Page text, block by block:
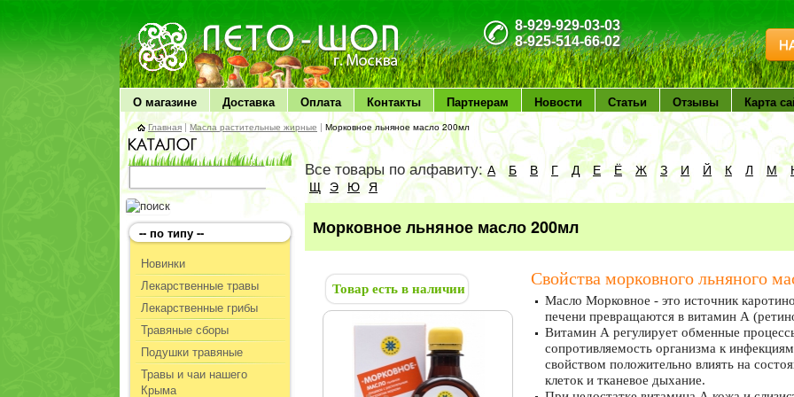
ЛЕТО чудо здоровья
8-929-929-03-03
8-925-514-66-02
О магазине Доставка Оплата Контакты Партнерам Новости Статьи Отзывы Карта
Главная | Масла растительные жирные | Морковное льняное масло 200мл
-- по типу --
Новинки
Лекарственные травы
Лекарственные грибы
Травяные сборы
Подушки травяные
Травы и чаи нашего
Крыма
Все товары по алфавиту:А Б В Г Д Е Ё Ж З И Й К Л М
Щ Э Ю Я
Морковное льняное масло 200мл
Товар есть в наличии
Свойства морковного льняного
Масло Морковное - это источник
печени превращаются в витамин А
Витамин А регулирует обменные
сопротивляемость организма к
свойством положительно влиять на
клеток и тканевое дыхание.